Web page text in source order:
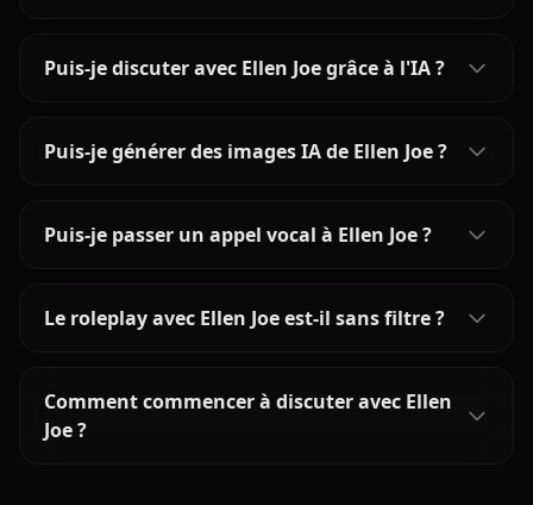
Puis-je discuter avec Ellen Joe grâce à l'IA ?
Puis-je générer des images IA de Ellen Joe ?
Puis-je passer un appel vocal à Ellen Joe ?
Le roleplay avec Ellen Joe est-il sans filtre ?
Comment commencer à discuter avec Ellen
Joe ?